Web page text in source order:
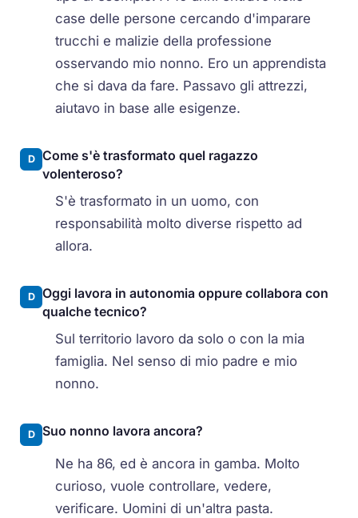
case delle persone cercando d'imparare
trucchi e malizie della professione
osservando mio nonno. Ero un apprendista
che si dava da fare. Passavo gli attrezzi,
aiutavo in base alle esigenze.
D
Come s'è trasformato quel ragazzo
volenteroso?
S'è trasformato in un uomo, con
responsabilità molto diverse rispetto ad
allora.
D
Oggi lavora in autonomia oppure collabora con
qualche tecnico?
Sul territorio lavoro da solo o con la mia
famiglia. Nel senso di mio padre e mio
nonno.
D Suo nonno lavora ancora?
Ne ha 86, ed è ancora in gamba. Molto
curioso, vuole controllare, vedere,
verificare. Uomini di un'altra pasta.